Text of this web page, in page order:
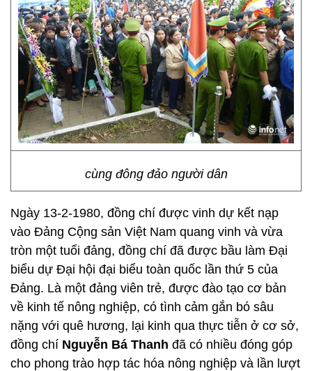
cùng đông đảo người dân
Ngày 13-2-1980, đồng chí được vinh dự kết nạp
vào Đảng Cộng sản Việt Nam quang vinh và vừa
tròn một tuổi đảng, đồng chí đã được bầu làm Đại
biểu dự Đại hội đại biểu toàn quốc lần thứ 5 của
Đảng. Là một đảng viên trẻ, được đào tạo cơ bản
về kinh tế nông nghiệp, có tình cảm gắn bó sâu
nặng với quê hương, lại kinh qua thực tiễn ở cơ sở,
đồng chí Nguyễn Bá Thanh đã có nhiều đóng góp
cho phong trào hợp tác hóa nông nghiệp và lần lượt